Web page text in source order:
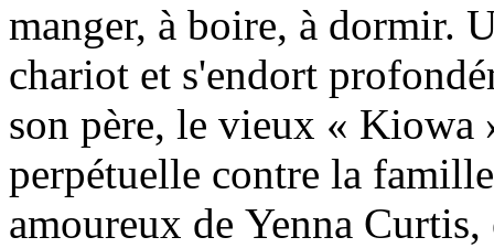
manger, à boire, à dormir.
chariot et s'endort
son père, le vieux « Kiowa
perpétuelle contre la
amoureux de Yenna